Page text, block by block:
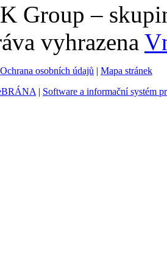
Group –
vyhrazena
Ochrana osobních údajů | Mapa stránek
| Software a informační systém